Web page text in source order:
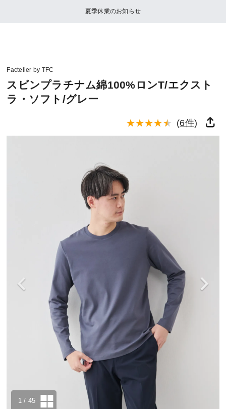
夏季休業のお知らせ
Factelier by TFC
スビンプラチナム綿100%ロンT/エクスト
ラ・ソフト/グレー
(6件)
1 / 45